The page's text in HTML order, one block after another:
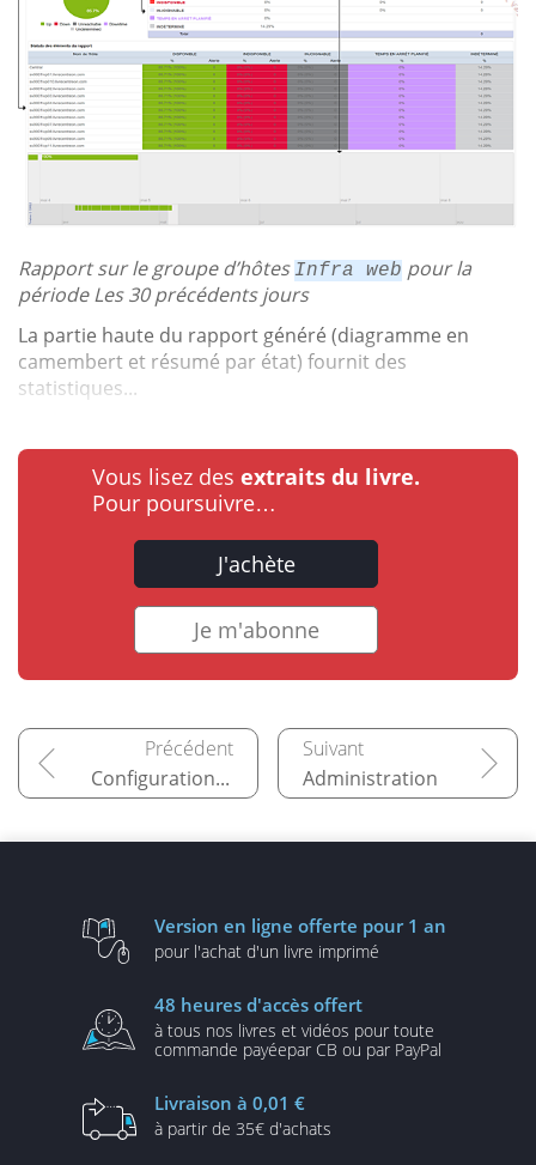
Rapport sur le groupe d’hôtes Infra web pour la
période Les 30 précédents jours
La partie haute du rapport généré (diagramme en
camembert et résumé par état) fournit des
statistiques...
Vous lisez des extraits du livre.
Pour poursuivre…
J'achète
Je m'abonne
Configuration des ressources Administration
Version en ligne offerte pour 1 an
pour l'achat d'un livre imprimé
48 heures d'accès offert
à tous nos livres et vidéos pour toute
commande payéepar CB ou par PayPal
Livraison à 0,01 €
à partir de 35€ d'achats